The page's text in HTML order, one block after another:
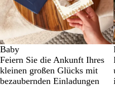
Baby
Feiern Sie die Ankunft Ihres
kleinen großen Glücks mit
bezaubernden Einladungen